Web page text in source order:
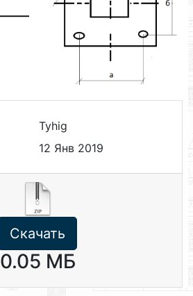
Tyhig
12 Янв 2019
Скачать
0.05 МБ